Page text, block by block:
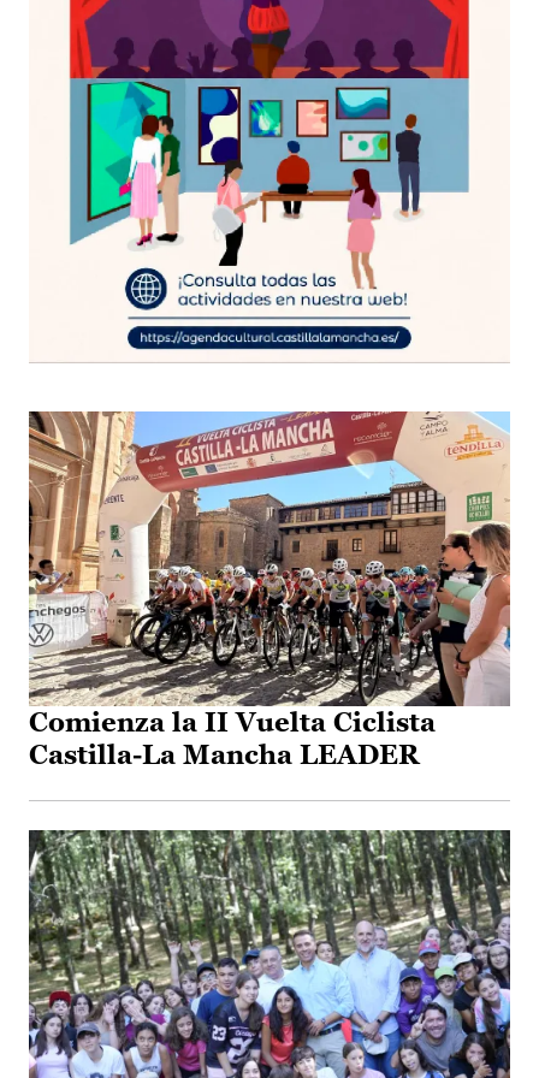
Comienza la II Vuelta Ciclista
Castilla-La Mancha LEADER